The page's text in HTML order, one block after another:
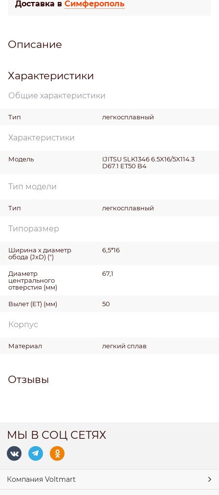
Доставка в Симферополь
Описание
Характеристики
Общие характеристики
Тип легкосплавный
Характеристики
Модель
IJITSU SLK1346 6.5X16/5X114.3
D67.1 ET50 B4
Тип модели
Тип легкосплавный
Типоразмер
Ширина х диаметр
обода (JxD) (")
6,5*16
Диаметр
центрального
отверстия (мм)
67,1
Вылет (ET) (мм) 50
Корпус
Материал легкий сплав
Отзывы
МЫ В СОЦ СЕТЯХ
Компания Voltmart